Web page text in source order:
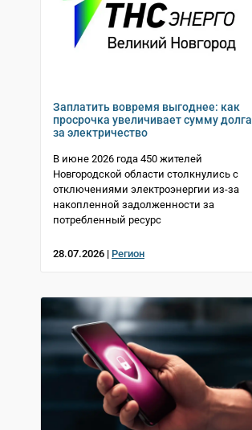
Заплатить вовремя выгоднее: как
просрочка увеличивает сумму долга
за электричество
В июне 2026 года 450 жителей
Новгородской области столкнулись с
отключениями электроэнергии из-за
накопленной задолженности за
потребленный ресурс
28.07.2026 | Регион